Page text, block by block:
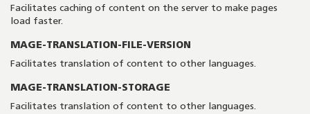
Facilitates caching of content on the server to make pages
load faster.
MAGE-TRANSLATION-FILE-VERSION
Facilitates translation of content to other languages.
MAGE-TRANSLATION-STORAGE
Facilitates translation of content to other languages.